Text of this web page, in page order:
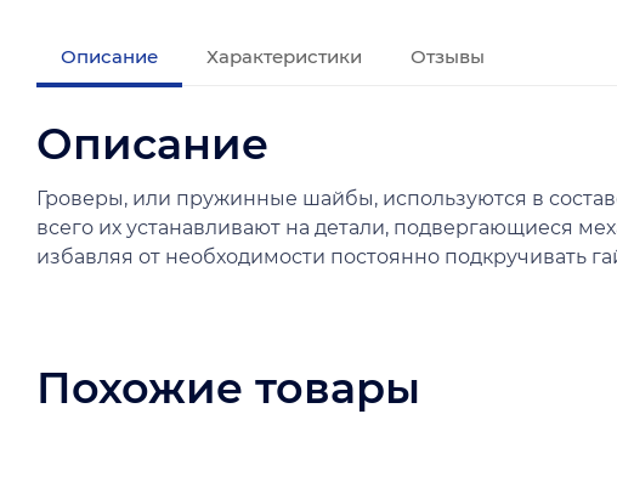
Описание Характеристики Отзывы
Описание
Гроверы, или пружинные шайбы, используются в
всего их устанавливают на детали, подвергающиеся
избавляя от необходимости постоянно подкручивать
Похожие товары